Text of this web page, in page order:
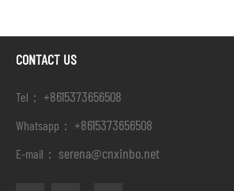
CONTACT US
Tel： +8615373656508
Whatsapp： +8615373656508
E-mail： serena@cnxinbo.net